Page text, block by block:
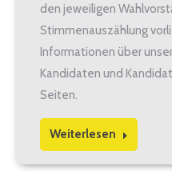
den jeweiligen
Stimmenauszählung
Informationen über
Kandidaten und
Seiten.
Weiterlesen